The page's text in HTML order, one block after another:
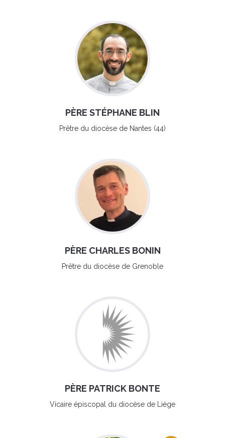
PÈRE STÉPHANE BLIN
Prêtre du diocèse de Nantes (44)
PÈRE CHARLES BONIN
Prêtre du diocèse de Grenoble
PÈRE PATRICK BONTE
Vicaire épiscopal du diocèse de Liège